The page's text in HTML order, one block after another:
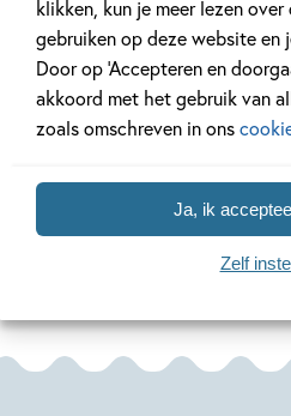
klikken, kun je meer lezen
gebruiken op deze website en
Door op ‘Accepteren en
akkoord met het gebruik van
zoals omschreven in ons
Ja, ik
Zelf
Ons Kinderpanel leest:
blauwevinvistemster’
Lees meer